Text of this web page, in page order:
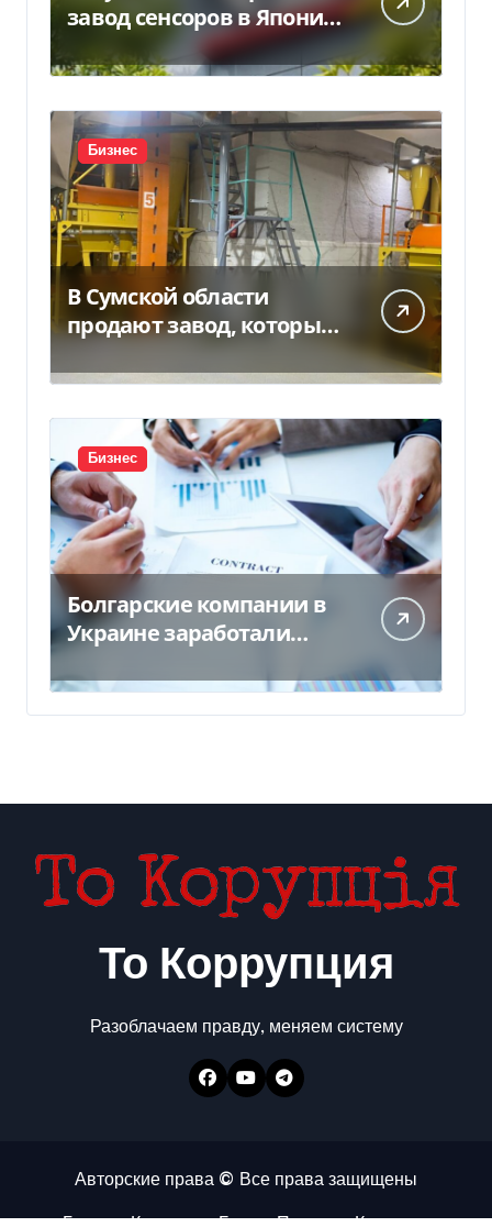
завод сенсоров в Японии
за $6,4 млрд
Бизнес
В Сумской области
продают завод, который
продает 90% товаров за
границу
Бизнес
Болгарские компании в
Украине заработали
кто в лидерах
То Коррупция
Разоблачаем правду, меняем систему
Авторские права © Все права защищены